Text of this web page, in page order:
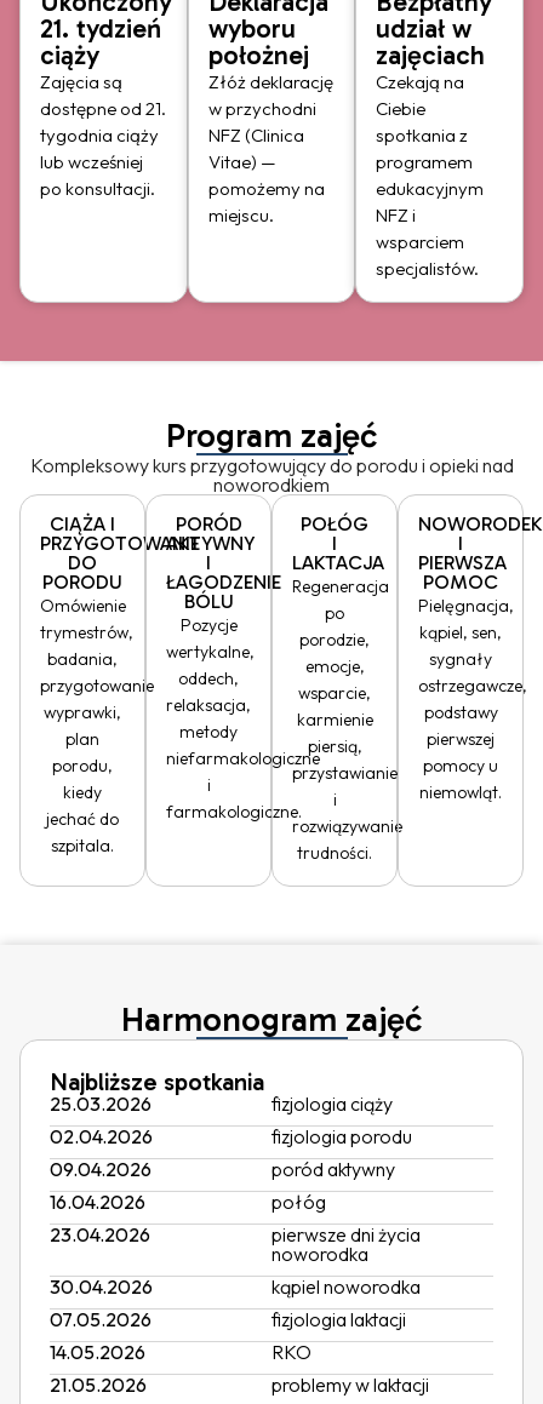
21. tydzień
ciąży
Zajęcia są
dostępne od 21.
tygodnia ciąży
lub wcześniej
po konsultacji.
wyboru
położnej
Złóż deklarację
w przychodni
NFZ (Clinica
Vitae) —
pomożemy na
miejscu.
udział w
zajęciach
Czekają na
Ciebie
spotkania z
programem
edukacyjnym
NFZ i
wsparciem
specjalistów.
Program zajęć
Kompleksowy kurs przygotowujący do porodu i opieki nad
noworodkiem
CIĄŻA I
PRZYGOTOWANIE
DO
PORODU
Omówienie
trymestrów,
badania,
przygotowanie
wyprawki,
plan
porodu,
kiedy
jechać do
szpitala.
PORÓD
AKTYWNY
I
ŁAGODZENIE
BÓLU
Pozycje
wertykalne,
oddech,
relaksacja,
metody
niefarmakologiczne
i
farmakologiczne.
POŁÓG
I
LAKTACJA
Regeneracja
po
porodzie,
emocje,
wsparcie,
karmienie
piersią,
przystawianie
i
rozwiązywanie
trudności.
NOWORODEK
I
PIERWSZA
POMOC
Pielęgnacja,
kąpiel, sen,
sygnały
ostrzegawcze,
podstawy
pierwszej
pomocy u
niemowląt.
Harmonogram zajęć
Najbliższe spotkania
25.03.2026
fizjologia ciąży
02.04.2026
fizjologia porodu
09.04.2026
poród aktywny
16.04.2026
połóg
23.04.2026
pierwsze dni życia
noworodka
30.04.2026
kąpiel noworodka
07.05.2026
fizjologia laktacji
14.05.2026
RKO
21.05.2026
problemy w laktacji